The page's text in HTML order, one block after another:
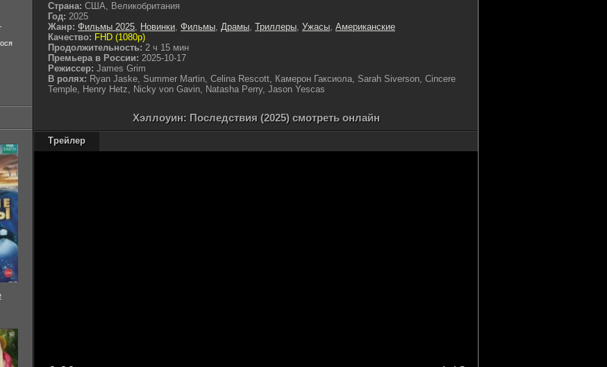
Страна: США, Великобритания
Год: 2025
Жанр: Фильмы 2025, Новинки, Фильмы, Драмы, Триллеры, Ужасы, Американские
Качество: FHD (1080p)
Продолжительность: 2 ч 15 мин
Премьера в России: 2025-10-17
Режиссер: James Grim
В ролях: Ryan Jaske, Summer Martin, Celina Rescott, Камерон Гаксиола, Sarah Siverson, Cincere
Temple, Henry Hetz, Nicky von Gavin, Natasha Perry, Jason Yescas
Хэллоуин: Последствия (2025) смотреть онлайн
Трейлер